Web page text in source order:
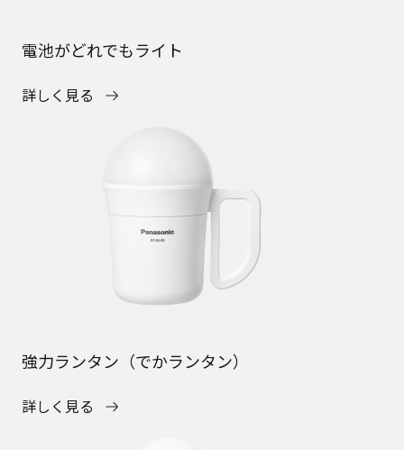
電池がどれでもライト
詳しく見る
強力ランタン（でかランタン）
詳しく見る